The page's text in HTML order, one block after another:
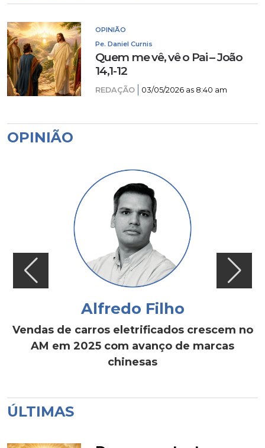
OPINIÃO
Pe. Daniel Curnis
Quem me vê, vê o Pai – João
14,1-12
REDAÇÃO 03/05/2026 as 8:40 am
OPINIÃO
Alfredo Filho
Vendas de carros eletrificados crescem no
AM em 2025 com avanço de marcas
chinesas
ÚLTIMAS